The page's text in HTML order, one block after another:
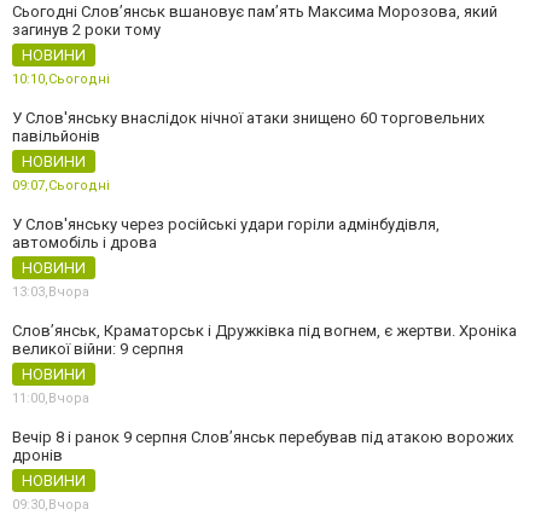
Сьогодні Слов’янськ вшановує пам’ять Максима Морозова, який
загинув 2 роки тому
НОВИНИ
10:10,Сьогодні
У Слов'янську внаслідок нічної атаки знищено 60 торговельних
павільйонів
НОВИНИ
09:07,Сьогодні
У Слов'янську через російські удари горіли адмінбудівля,
автомобіль і дрова
НОВИНИ
13:03, Вчора
Слов’янськ, Краматорськ і Дружківка під вогнем, є жертви. Хроніка
великої війни: 9 серпня
НОВИНИ
11:00, Вчора
Вечір 8 і ранок 9 серпня Слов’янськ перебував під атакою ворожих
дронів
НОВИНИ
09:30, Вчора